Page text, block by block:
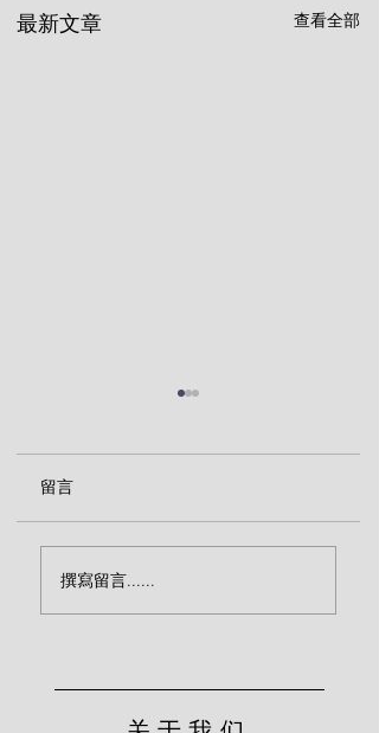
最新文章 查看全部
波士顿）
留言
撰寫留言......